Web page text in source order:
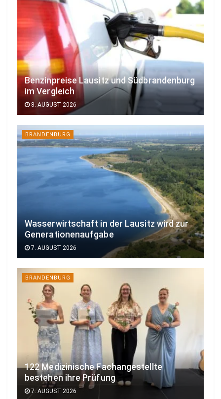
Benzinpreise Lausitz und Südbrandenburg
im Vergleich
8. AUGUST 2026
BRANDENBURG
Wasserwirtschaft in der Lausitz wird zur
Generationenaufgabe
7. AUGUST 2026
BRANDENBURG
122 Medizinische Fachangestellte
bestehen ihre Prüfung
7. AUGUST 2026